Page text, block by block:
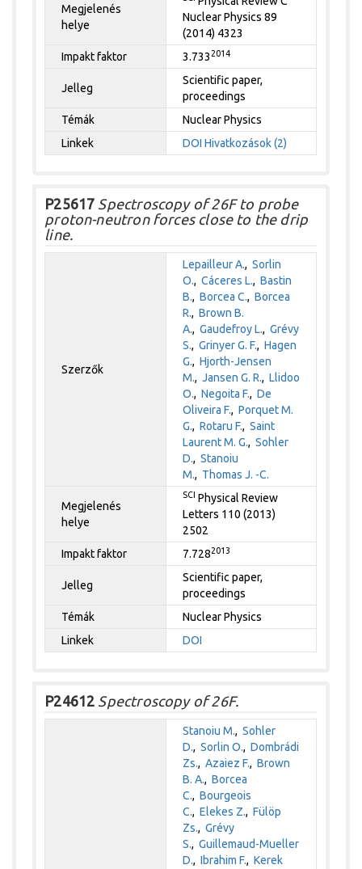
Megjelenés
helye
Nuclear Physics 89
(2014) 4323
Impakt faktor
3.733 2014
Jelleg
Scientific paper,
proceedings
Témák
Nuclear Physics
Linkek
DOI Hivatkozások (2)
P25617 Spectroscopy of 26F to probe
proton-neutron forces close to the drip
line.
Szerzők
Lepailleur A.,Sorlin
O.,Cáceres L.,Bastin
B.,Borcea C.,Borcea
R.,Brown B.
A.,Gaudefroy L.,Grévy
S.,Grinyer G. F.,Hagen
G.,Hjorth-Jensen
M.,Jansen G. R.,Llidoo
O.,Negoita F.,De
Oliveira F.,Porquet M.
G.,Rotaru F.,Saint
Laurent M. G.,Sohler
D.,Stanoiu
M., Thomas J. -C.
Megjelenés
helye
SCI Physical Review
Letters 110 (2013)
2502
Impakt faktor
7.7282013
Jelleg
Scientific paper,
proceedings
Témák
Nuclear Physics
Linkek
DOI
P24612 Spectroscopy of 26F.
Stanoiu M.,Sohler
D.,Sorlin O.,Dombrádi
Zs.,Azaiez F.,Brown
B. A.,Borcea
C.,Bourgeois
C.,Elekes Z.,Fülöp
Zs.,Grévy
S.,Guillemaud-Mueller
D.,Ibrahim F.,Kerek